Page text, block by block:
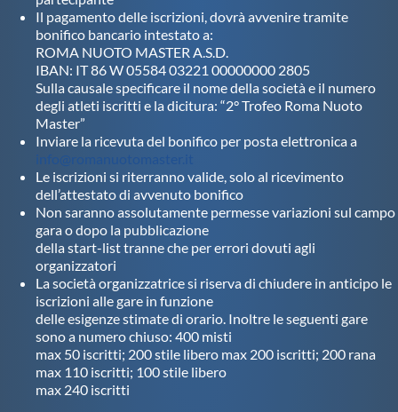
Il pagamento delle iscrizioni, dovrà avvenire tramite
bonifico bancario intestato a:
ROMA NUOTO MASTER A.S.D.
IBAN: IT 86 W 05584 03221 00000000 2805
Sulla causale specificare il nome della società e il numero
degli atleti iscritti e la dicitura: “2° Trofeo Roma Nuoto
Master”
Inviare la ricevuta del bonifico per posta elettronica a
info@romanuotomaster.it
Le iscrizioni si riterranno valide, solo al ricevimento
dell’attestato di avvenuto bonifico
Non saranno assolutamente permesse variazioni sul campo
gara o dopo la pubblicazione
della start-list tranne che per errori dovuti agli
organizzatori
La società organizzatrice si riserva di chiudere in anticipo le
iscrizioni alle gare in funzione
delle esigenze stimate di orario. Inoltre le seguenti gare
sono a numero chiuso: 400 misti
max 50 iscritti; 200 stile libero max 200 iscritti; 200 rana
max 110 iscritti; 100 stile libero
max 240 iscritti